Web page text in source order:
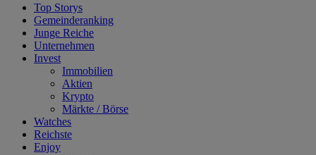
Top Storys
Gemeinderanking
Junge Reiche
Unternehmen
Invest
Immobilien
Aktien
Krypto
Märkte / Börse
Watches
Reichste
Enjoy